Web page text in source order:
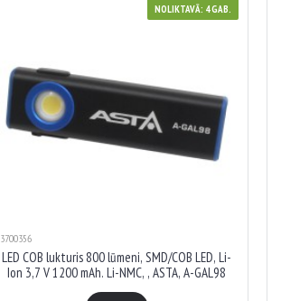
NOLIKTAVĀ: 4 GAB.
3700356
LED COB lukturis 800 lūmeni, SMD/COB LED, Li-
Ion 3,7 V 1200 mAh. Li-NMC, , ASTA, A-GAL98